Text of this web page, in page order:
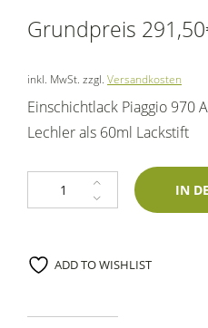
Grundpreis 291,50
inkl. MwSt. zzgl. Versandkosten
Einschichtlack Piaggio 970
Lechler als 60ml Lackstift
Lackstift Piaggio 970 Avorio 60ml
IN
ADD TO WISHLIST